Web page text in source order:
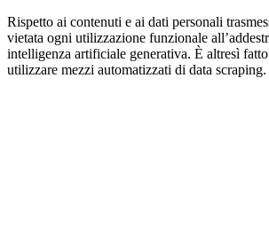
Rispetto ai contenuti e ai dati personali
vietata ogni utilizzazione funzionale
intelligenza artificiale generativa. È altresì
utilizzare mezzi automatizzati di data scraping.